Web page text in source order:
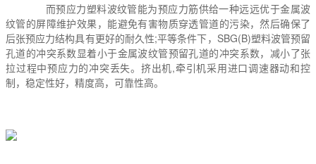
而预应力塑料波纹管能为预应力筋供给一种远远优于金属波
纹管的屏障维护效果，能避免有害物质穿透管道的污染，然后确保了
后张预应力结构具有更好的耐久性;平等条件下，SBG(B)塑料波管预留
孔道的冲突系数显着小于金属波纹管预留孔道的冲突系数，减小了张
拉过程中预应力的冲突丢失。挤出机,牵引机采用进口调速器动和控
制，稳定性好，精度高，可靠性高。